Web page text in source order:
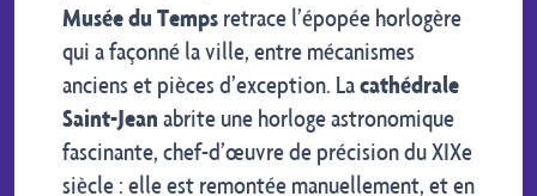
Musée du Temps retrace l’épopée horlogère
qui a façonné la ville, entre mécanismes
anciens et pièces d’exception. Lacathédrale
Saint-Jean abrite une horloge astronomique
fascinante, chef-d’œuvre de précision du XIXe
siècle : elle est remontée manuellement, et en